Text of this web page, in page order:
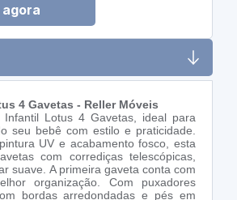
4 Gavetas - Reller Móveis
Lotus 4 Gavetas, ideal para
seu bebê com estilo e praticidade.
UV e acabamento fosco, esta
com corrediças telescópicas,
suave. A primeira gaveta conta com
organização. Com puxadores
bordas arredondadas e pés em